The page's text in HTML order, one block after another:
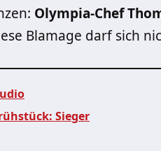
Olympia-Chef
Blamage darf sich
Sieger